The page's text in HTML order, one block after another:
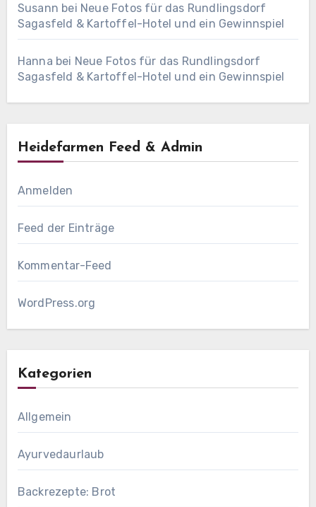
Susann bei Neue Fotos für das Rundlingsdorf
Sagasfeld & Kartoffel-Hotel und ein Gewinnspiel
Hanna bei Neue Fotos für das Rundlingsdorf
Sagasfeld & Kartoffel-Hotel und ein Gewinnspiel
Heidefarmen Feed & Admin
Anmelden
Feed der Einträge
Kommentar-Feed
WordPress.org
Kategorien
Allgemein
Ayurvedaurlaub
Backrezepte: Brot